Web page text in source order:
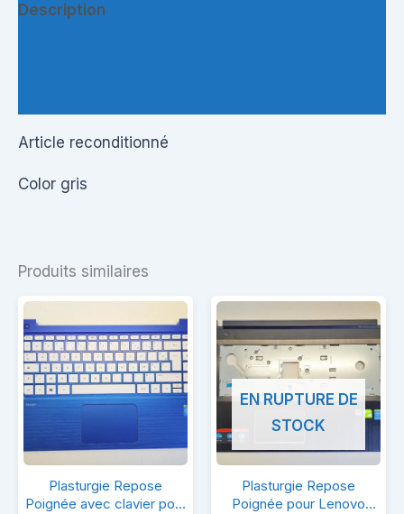
Description
Article reconditionné
Color gris
Produits similaires
Plasturgie
Repose
Plasturgie Repose
Poignée avec clavier pour
Plasturgie
Repose
EN RUPTURE DE
STOCK
Plasturgie Repose
Poignée pour Lenovo